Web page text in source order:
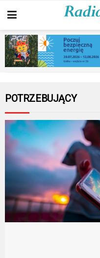
POTRZEBUJĄCY